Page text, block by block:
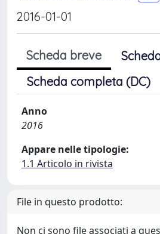
2016-01-01
Scheda breve
Scheda completa (DC)
Anno
2016
Appare nelle tipologie:
1.1 Articolo in rivista
File in questo prodotto:
Non ci sono file associati a